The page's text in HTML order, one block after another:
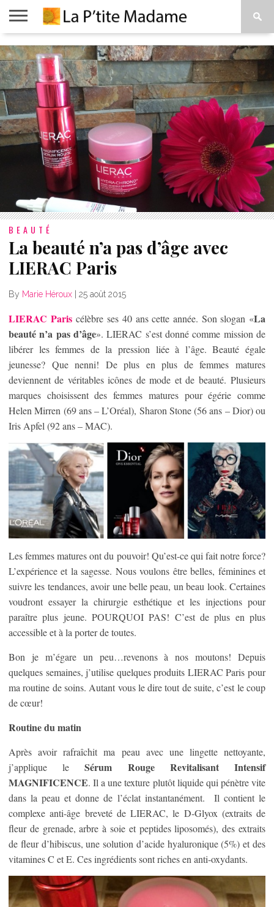
ACCUEIL
BEAUTÉ
MODE
ART
DE
VIVRE
À
PROPOS
BEAUTÉ
La beauté n’a pas d’âge avec
LIERAC Paris
By Marie Héroux | 25 août 2015
LIERAC Paris célèbre ses 40 ans cette année. Son slogan «La
beauté n’a pas d’âge». LIERAC s’est donné comme mission de
libérer les femmes de la pression liée à l’âge. Beauté égale
jeunesse? Que nenni! De plus en plus de femmes matures
deviennent de véritables icônes de mode et de beauté. Plusieurs
marques choisissent des femmes matures pour égérie comme
Helen Mirren (69 ans – L’Oréal), Sharon Stone (56 ans – Dior) ou
Iris Apfel (92 ans – MAC).
Les femmes matures ont du pouvoir! Qu’est-ce qui fait notre force?
L’expérience et la sagesse. Nous voulons être belles, féminines et
suivre les tendances, avoir une belle peau, un beau look. Certaines
voudront essayer la chirurgie esthétique et les injections pour
paraître plus jeune. POURQUOI PAS! C’est de plus en plus
accessible et à la porter de toutes.
Bon je m’égare un peu…revenons à nos moutons! Depuis
quelques semaines, j’utilise quelques produits LIERAC Paris pour
ma routine de soins. Autant vous le dire tout de suite, c’est le coup
de cœur!
Routine du matin
Après avoir rafraîchit ma peau avec une lingette nettoyante,
j’applique leSérum Rouge Revitalisant Intensif
MAGNIFICENCE. Il a une texture plutôt liquide qui pénètre vite
dans la peau et donne de l’éclat instantanément. Il contient le
complexe anti-âge breveté de LIERAC, le D-Glyox (extraits de
fleur de grenade, arbre à soie et peptides liposomés), des extraits
de fleur d’hibiscus, une solution d’acide hyaluronique (5%) et des
vitamines C et E. Ces ingrédients sont riches en anti-oxydants.